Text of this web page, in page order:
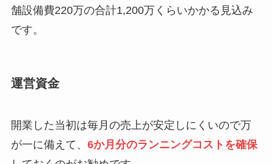
舗設備費220万の合計1,200万くらいかかる見込み
です。
運営資金
開業した当初は毎月の売上が安定しにくいので万
が一に備えて、 6か月分のランニングコストを確保